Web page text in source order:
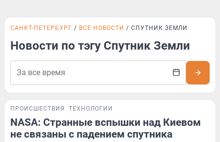
САНКТ-ПЕТЕРБУРГ ВСЕ НОВОСТИ СПУТНИК ЗЕМЛИ
Новости по тэгу Спутник Земли
ПРОИСШЕСТВИЯ ТЕХНОЛОГИИ
NASA: Странные вспышки над Киевом
не связаны с падением спутника